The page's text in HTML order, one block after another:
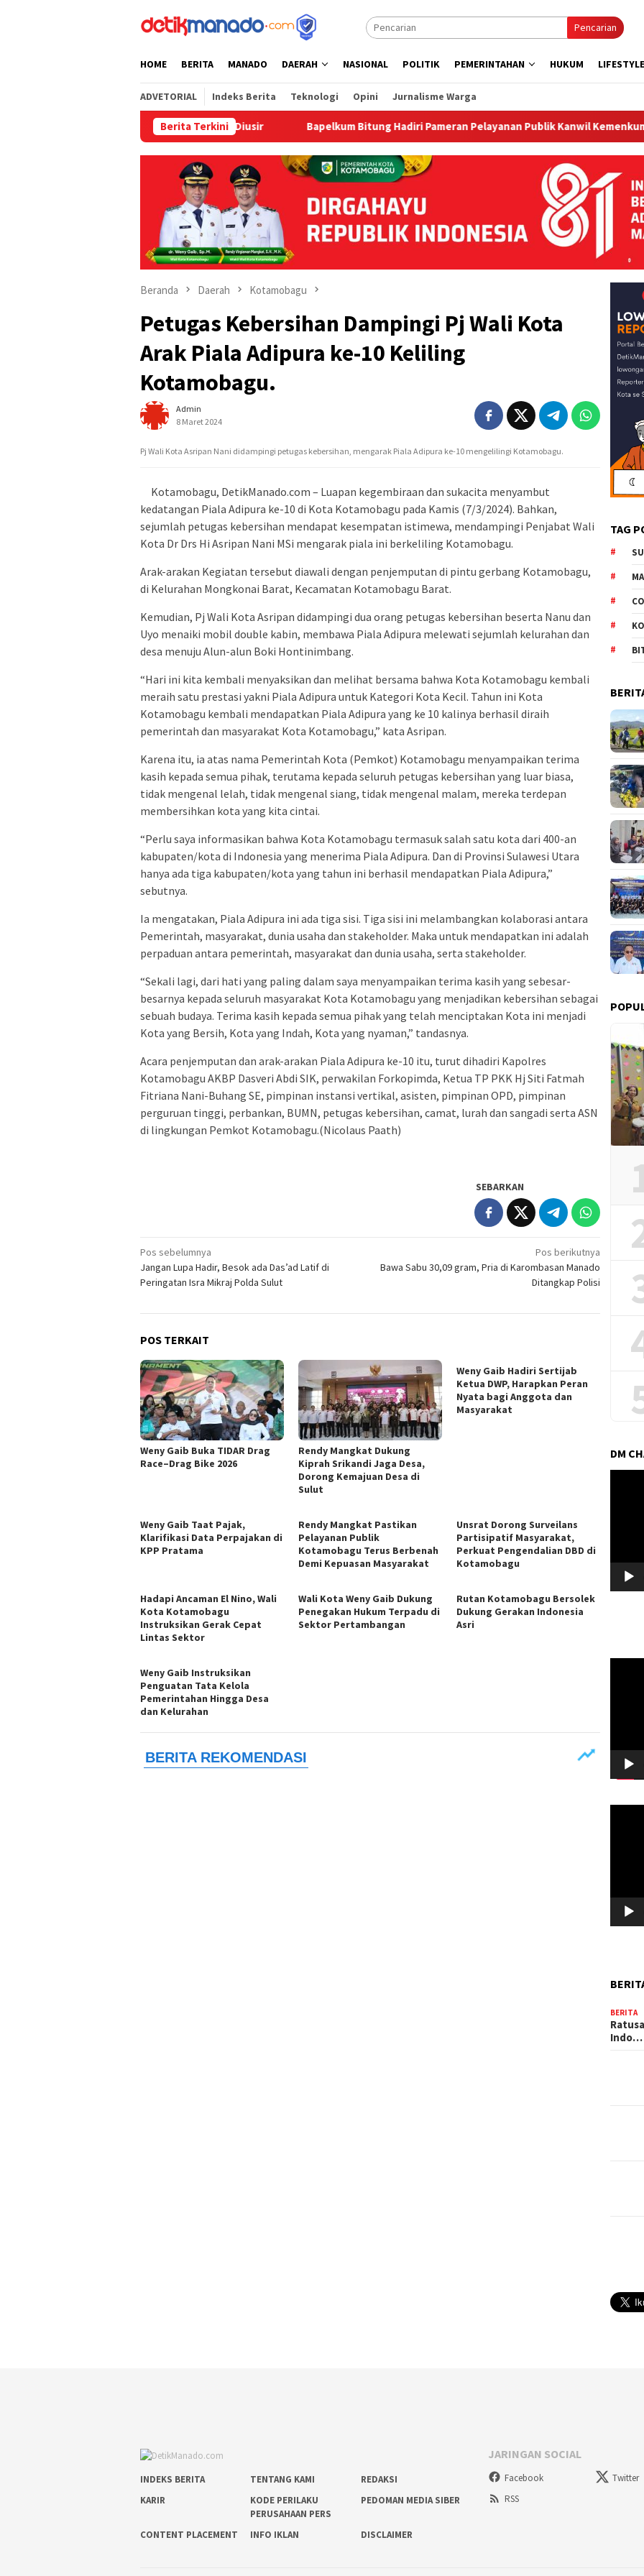
Pencarian
HOME BERITA MANADO DAERAH NASIONAL POLITIK PEMERINTAHAN HUKUM LIFESTYLE
ADVETORIAL Indeks Berita Teknologi Opini Jurnalisme Warga
Berita Terkini
SD GUPPI 1 Bitung Terancam Diusir ‎Bapelkum Bitung Hadiri Pameran Pelayanan Publik Kanwil Kemenkum Sulut
Beranda Daerah Kotamobagu
Petugas Kebersihan Dampingi Pj Wali Kota
Arak Piala Adipura ke-10 Keliling
Kotamobagu.
Admin
8 Maret 2024
Pj Wali Kota Asripan Nani didampingi petugas kebersihan, mengarak Piala Adipura ke-10 mengelilingi Kotamobagu.
Kotamobagu, DetikManado.com – Luapan kegembiraan dan sukacita menyambut
kedatangan Piala Adipura ke-10 di Kota Kotamobagu pada Kamis (7/3/2024). Bahkan,
sejumlah petugas kebersihan mendapat kesempatan istimewa, mendampingi Penjabat Wali
Kota Dr Drs Hi Asripan Nani MSi mengarak piala ini berkeliling Kotamobagu.
Arak-arakan Kegiatan tersebut diawali dengan penjemputan di pintu gerbang Kotamobagu,
di Kelurahan Mongkonai Barat, Kecamatan Kotamobagu Barat.
Kemudian, Pj Wali Kota Asripan didampingi dua orang petugas kebersihan beserta Nanu dan
Uyo menaiki mobil double kabin, membawa Piala Adipura melewati sejumlah kelurahan dan
desa menuju Alun-alun Boki Hontinimbang.
“Hari ini kita kembali menyaksikan dan melihat bersama bahwa Kota Kotamobagu kembali
meraih satu prestasi yakni Piala Adipura untuk Kategori Kota Kecil. Tahun ini Kota
Kotamobagu kembali mendapatkan Piala Adipura yang ke 10 kalinya berhasil diraih
pemerintah dan masyarakat Kota Kotamobagu,” kata Asripan.
Karena itu, ia atas nama Pemerintah Kota (Pemkot) Kotamobagu menyampaikan terima
kasih kepada semua pihak, terutama kepada seluruh petugas kebersihan yang luar biasa,
tidak mengenal lelah, tidak mengenal siang, tidak mengenal malam, mereka terdepan
membersihkan kota yang kita cintai.
“Perlu saya informasikan bahwa Kota Kotamobagu termasuk salah satu kota dari 400-an
kabupaten/kota di Indonesia yang menerima Piala Adipura. Dan di Provinsi Sulawesi Utara
hanya ada tiga kabupaten/kota yang tahun ini berhasil mendapatkan Piala Adipura,”
sebutnya.
Ia mengatakan, Piala Adipura ini ada tiga sisi. Tiga sisi ini melambangkan kolaborasi antara
Pemerintah, masyarakat, dunia usaha dan stakeholder. Maka untuk mendapatkan ini adalah
perpaduan antara pemerintah, masyarakat dan dunia usaha, serta stakeholder.
“Sekali lagi, dari hati yang paling dalam saya menyampaikan terima kasih yang sebesar-
besarnya kepada seluruh masyarakat Kota Kotamobagu yang menjadikan kebersihan sebagai
sebuah budaya. Terima kasih kepada semua pihak yang telah menciptakan Kota ini menjadi
Kota yang Bersih, Kota yang Indah, Kota yang nyaman,” tandasnya.
Acara penjemputan dan arak-arakan Piala Adipura ke-10 itu, turut dihadiri Kapolres
Kotamobagu AKBP Dasveri Abdi SIK, perwakilan Forkopimda, Ketua TP PKK Hj Siti Fatmah
Fitriana Nani-Buhang SE, pimpinan instansi vertikal, asisten, pimpinan OPD, pimpinan
perguruan tinggi, perbankan, BUMN, petugas kebersihan, camat, lurah dan sangadi serta ASN
di lingkungan Pemkot Kotamobagu.(Nicolaus Paath)
SEBARKAN
Navigasi
pos
Pos sebelumnya
Jangan Lupa Hadir, Besok ada Das’ad Latif di
Peringatan Isra Mikraj Polda Sulut
Pos berikutnya
Bawa Sabu 30,09 gram, Pria di Karombasan Manado
Ditangkap Polisi
POS TERKAIT
Weny Gaib Buka TIDAR Drag
Race–Drag Bike 2026
Rendy Mangkat Dukung
Kiprah Srikandi Jaga Desa,
Dorong Kemajuan Desa di
Sulut
Weny Gaib Hadiri Sertijab
Ketua DWP, Harapkan Peran
Nyata bagi Anggota dan
Masyarakat
Weny Gaib Taat Pajak,
Klarifikasi Data Perpajakan di
KPP Pratama
Rendy Mangkat Pastikan
Pelayanan Publik
Kotamobagu Terus Berbenah
Demi Kepuasan Masyarakat
Unsrat Dorong Surveilans
Partisipatif Masyarakat,
Perkuat Pengendalian DBD di
Kotamobagu
Hadapi Ancaman El Nino, Wali
Kota Kotamobagu
Instruksikan Gerak Cepat
Lintas Sektor
Wali Kota Weny Gaib Dukung
Penegakan Hukum Terpadu di
Sektor Pertambangan
Rutan Kotamobagu Bersolek
Dukung Gerakan Indonesia
Asri
Weny Gaib Instruksikan
Penguatan Tata Kelola
Pemerintahan Hingga Desa
dan Kelurahan
TAG
DM
BERITA
Indo…
INDEKS BERITA TENTANG KAMI
REDAKSI
KARIR
KODE PERILAKU
PERUSAHAAN PERS
PEDOMAN MEDIA SIBER
CONTENT PLACEMENT INFO IKLAN DISCLAIMER
JARINGAN SOCIAL
Facebook Twitter
RSS